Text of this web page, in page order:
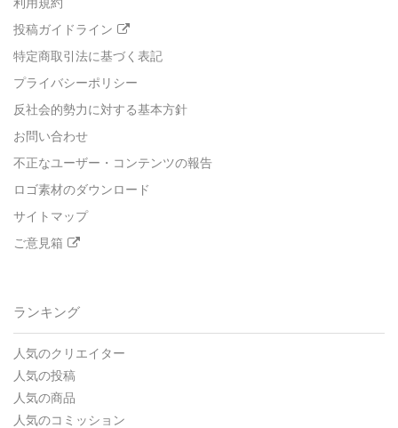
投稿ガイドライン
特定商取引法に基づく表記
プライバシーポリシー
反社会的勢力に対する基本方針
お問い合わせ
不正なユーザー・コンテンツの報告
ロゴ素材のダウンロード
サイトマップ
ご意見箱
ランキング
人気のクリエイター
人気の投稿
人気の商品
人気のコミッション